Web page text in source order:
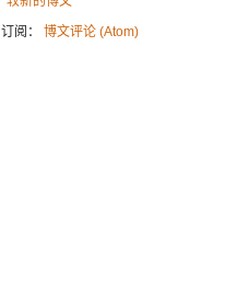
订阅： 博文评论 (Atom)